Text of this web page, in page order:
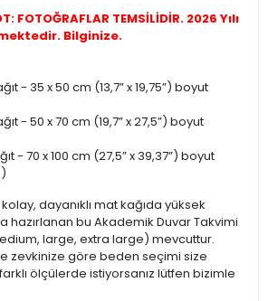
FOTOĞRAFLAR TEMSİLİDİR. 2026 Yılı
Bilginize.
- 35 x 50 cm (13,7” x 19,75”) boyut
- 50 x 70 cm (19,7” x 27,5”) boyut
- 70 x 100 cm (27,5” x 39,37”) boyut
dayanıklı mat kağıda yüksek
hazırlanan bu Akademik Duvar Takvimi
large, extra large) mevcuttur.
zevkinize göre beden seçimi size
ölçülerde istiyorsanız lütfen bizimle